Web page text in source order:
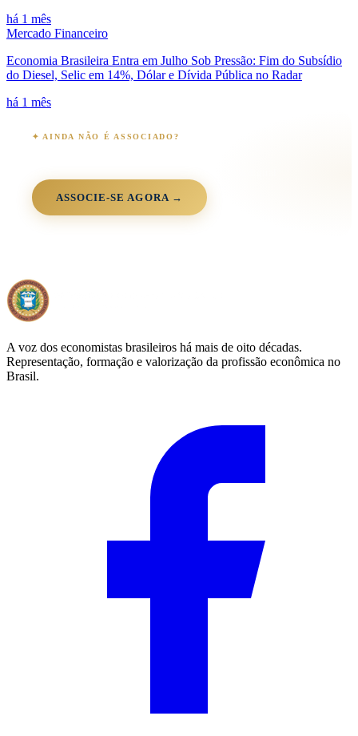
há 1 mês
Mercado Financeiro
Economia Brasileira Entra em Julho Sob Pressão: Fim do Subsídio
do Diesel, Selic em 14%, Dólar e Dívida Pública no Radar
há 1 mês
✦ AINDA NÃO É ASSOCIADO?
ASSOCIE-SE AGORA →
A voz dos economistas brasileiros há mais de oito décadas.
Representação, formação e valorização da profissão econômica no
Brasil.